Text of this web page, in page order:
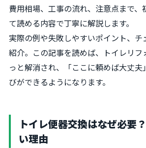
費用相場、工事の流れ、注意点まで、
て読める内容で丁寧に解説します。
実際の例や失敗しやすいポイント、
紹介。この記事を読めば、トイレリフ
っと解消され、「ここに頼めば大丈
びができるようになります。
トイレ便器交換はなぜ必要
い理由